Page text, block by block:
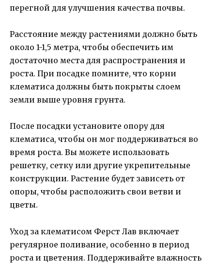
перегной для улучшения качества почвы.
Расстояние между растениями должно быть
около 1-1,5 метра, чтобы обеспечить им
достаточно места для распространения и
роста. При посадке помните, что корни
клематиса должны быть покрыты слоем
земли выше уровня грунта.
После посадки установите опору для
клематиса, чтобы он мог поддерживаться во
время роста. Вы можете использовать
решетку, сетку или другие укрепительные
конструкции. Растение будет зависеть от
опоры, чтобы расположить свои ветви и
цветы.
Уход за клематисом Ферст Лав включает
регулярное поливание, особенно в период
роста и цветения. Поддерживайте влажность